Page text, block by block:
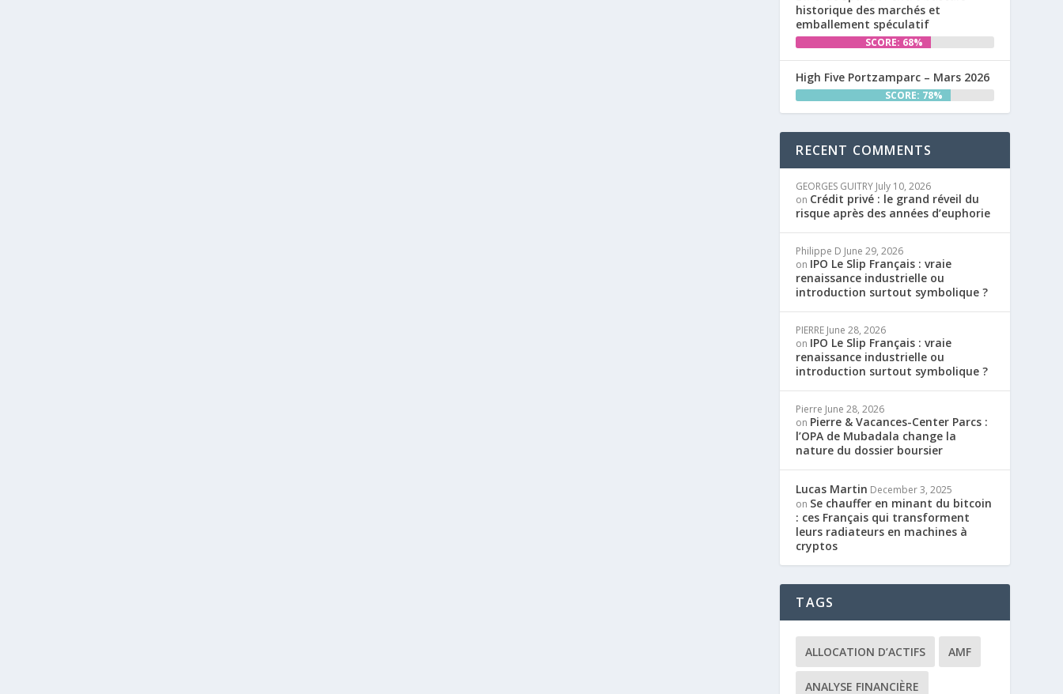
historique des marchés et
emballement spéculatif
SCORE: 68%
High Five Portzamparc – Mars 2026
SCORE: 78%
RECENT COMMENTS
GEORGES GUITRY July 10, 2026
on Crédit privé : le grand réveil du
risque après des années d’euphorie
Philippe D June 29, 2026
on IPO Le Slip Français : vraie
renaissance industrielle ou
introduction surtout symbolique ?
PIERRE June 28, 2026
on IPO Le Slip Français : vraie
renaissance industrielle ou
introduction surtout symbolique ?
Pierre June 28, 2026
on Pierre & Vacances-Center Parcs :
l’OPA de Mubadala change la
nature du dossier boursier
Lucas Martin December 3, 2025
on Se chauffer en minant du bitcoin
: ces Français qui transforment
leurs radiateurs en machines à
cryptos
TAGS
ALLOCATION D’ACTIFS AMF
ANALYSE FINANCIÈRE